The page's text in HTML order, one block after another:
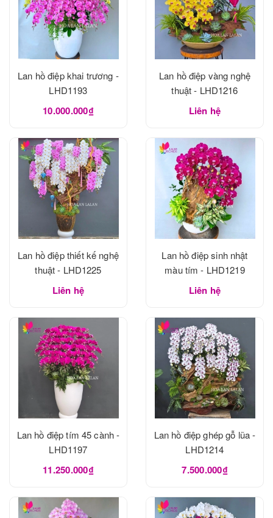
Lan hồ điệp khai trương -
LHD1193
10.000.000₫
Lan hồ điệp vàng nghệ
thuật - LHD1216
Liên hệ
Lan hồ điệp thiết kế nghệ
thuật - LHD1225
Liên hệ
Lan hồ điệp sinh nhật
màu tím - LHD1219
Liên hệ
Lan hồ điệp tím 45 cành -
LHD1197
11.250.000₫
Lan hồ điệp ghép gỗ lũa -
LHD1214
7.500.000₫